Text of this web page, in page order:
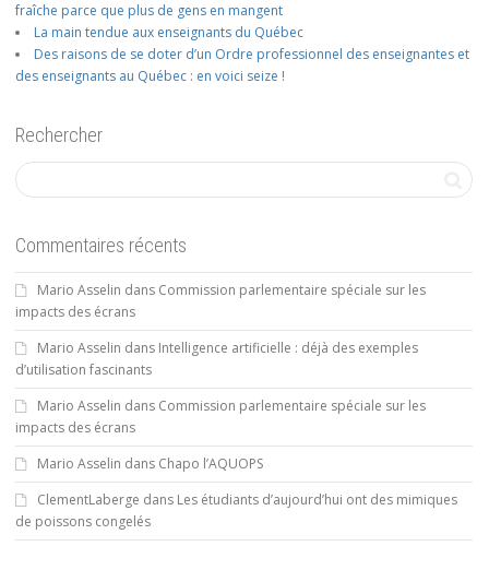
fraîche parce que plus de gens en mangent
La main tendue aux enseignants du Québec
Des raisons de se doter d’un Ordre professionnel des enseignantes et
des enseignants au Québec : en voici seize !
Rechercher
Commentaires récents
Mario Asselin dans Commission parlementaire spéciale sur les
impacts des écrans
Mario Asselin dans Intelligence artificielle : déjà des exemples
d’utilisation fascinants
Mario Asselin dans Commission parlementaire spéciale sur les
impacts des écrans
Mario Asselin dans Chapo l’AQUOPS
ClementLaberge dans Les étudiants d’aujourd’hui ont des mimiques
de poissons congelés